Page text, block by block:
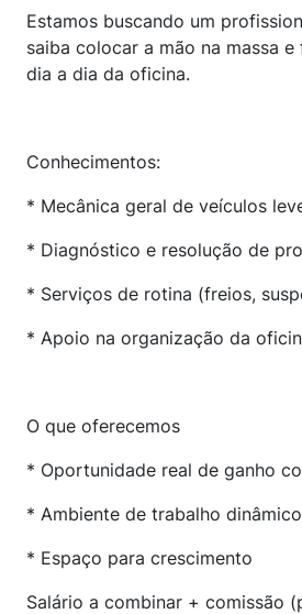
Estamos buscando um
saiba colocar a mão na massa
dia a dia da oficina.
Conhecimentos:
* Mecânica geral de veículos
* Diagnóstico e resolução de
* Serviços de rotina (freios,
* Apoio na organização da
O que oferecemos
* Oportunidade real de ganho
* Ambiente de trabalho dinâmico
* Espaço para crescimento
Salário a combinar + comissão